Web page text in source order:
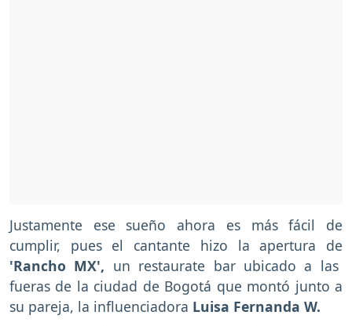
Justamente ese sueño ahora es más fácil de
cumplir, pues el cantante hizo la apertura de
'Rancho MX', un restaurate bar ubicado a las
fueras de la ciudad de Bogotá que montó junto a
su pareja, la influenciadora Luisa Fernanda W.